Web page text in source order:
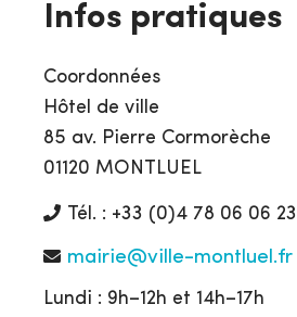
Infos pratiques
Coordonnées
Hôtel de ville
85 av. Pierre Cormorèche
01120 MONTLUEL
Tél. : +33 (0)4 78 06 06 23
mairie@ville-montluel.fr
Lundi : 9h–12h et 14h–17h